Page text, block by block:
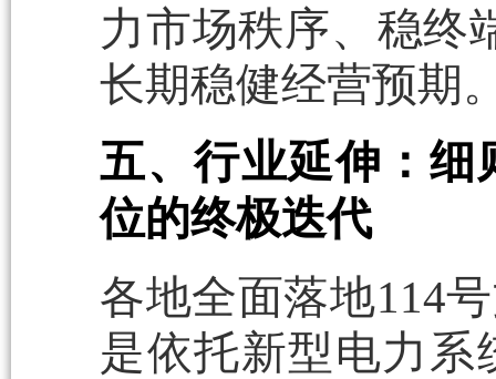
力市场秩序、稳终
长期稳健经营预期
五、行业延伸：细
位的终极迭代
各地全面落地114
是依托新型电力